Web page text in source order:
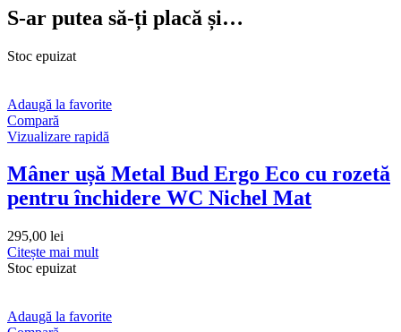
S-ar putea să-ți placă și…
Stoc epuizat
Adaugă la favorite
Compară
Vizualizare rapidă
Mâner ușă Metal Bud Ergo Eco cu rozetă
pentru închidere WC Nichel Mat
295,00 lei
Citește mai mult
Stoc epuizat
Adaugă la favorite